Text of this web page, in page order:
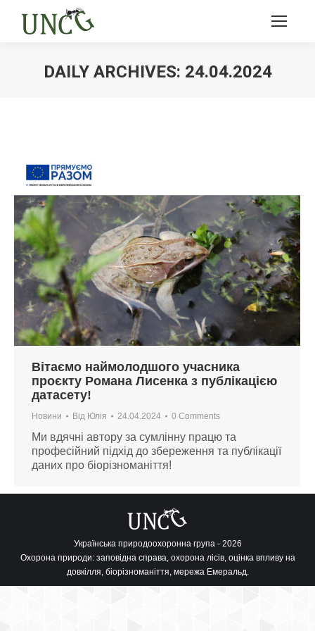
DAILY ARCHIVES: 24.04.2024
Вітаємо наймолодшого учасника
проєкту Романа Лисенка з публікацією
датасету!
Новини Від Юлія 24.04.2024 0 Comments
Ми вдячні автору за сумлінну працю та
професійний підхід до збереження та публікації
даних про біорізноманіття!
Українська природоохоронна група - 2026
Охорона природи: заповідна справа, охорона лісів, оцінка впливу на
довкілля, біорізноманіття, мережа Емеральд.